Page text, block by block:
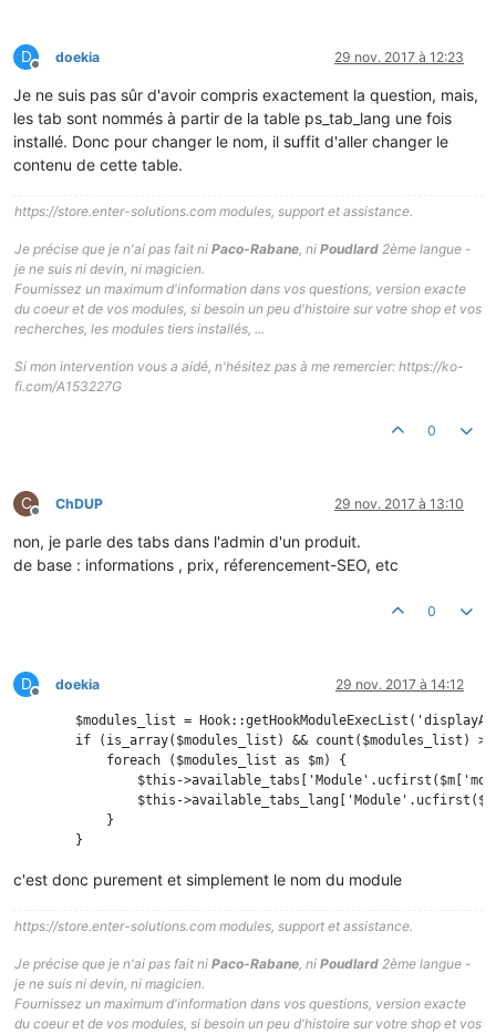
D
Hors-ligne
doekia 29 nov. 2017 à 12:23
Je ne suis pas sûr d'avoir compris exactement la question, mais,
les tab sont nommés à partir de la table ps_tab_lang une fois
installé. Donc pour changer le nom, il suffit d'aller changer le
contenu de cette table.
https://store.enter-solutions.com modules, support et assistance.
Je précise que je n'ai pas fait ni Paco-Rabane, ni Poudlard 2ème langue -
je ne suis ni devin, ni magicien.
Fournissez un maximum d'information dans vos questions, version exacte
du coeur et de vos modules, si besoin un peu d'histoire sur votre shop et vos
recherches, les modules tiers installés, ...
Si mon intervention vous a aidé, n'hésitez pas à me remercier: https://ko-
fi.com/A153227G
0
C
Hors-ligne
ChDUP 29 nov. 2017 à 13:10
non, je parle des tabs dans l'admin d'un produit.
de base : informations , prix, réferencement-SEO, etc
0
D
Hors-ligne
doekia 29 nov. 2017 à 14:12
$modules_list =
if (is_array($modules_list) && count($modules_list) >
            foreach ($modules_list as $m) {
$this-
$this-
            }
c'est donc purement et simplement le nom du module
https://store.enter-solutions.com modules, support et assistance.
Je précise que je n'ai pas fait ni Paco-Rabane, ni Poudlard 2ème langue -
je ne suis ni devin, ni magicien.
Fournissez un maximum d'information dans vos questions, version exacte
du coeur et de vos modules, si besoin un peu d'histoire sur votre shop et vos